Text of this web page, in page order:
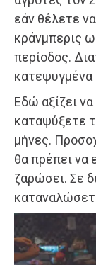
εάν θέλετε
κράνμπερις
περίοδος.
κατεψυγμένα
Εδώ αξίζει
καταψύξετε
μήνες.
θα πρέπει να
ζαρώσει. Σε